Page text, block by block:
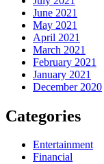
June 2021
May 2021
April 2021
March 2021
February 2021
January 2021
December 2020
Categories
Entertainment
Financial